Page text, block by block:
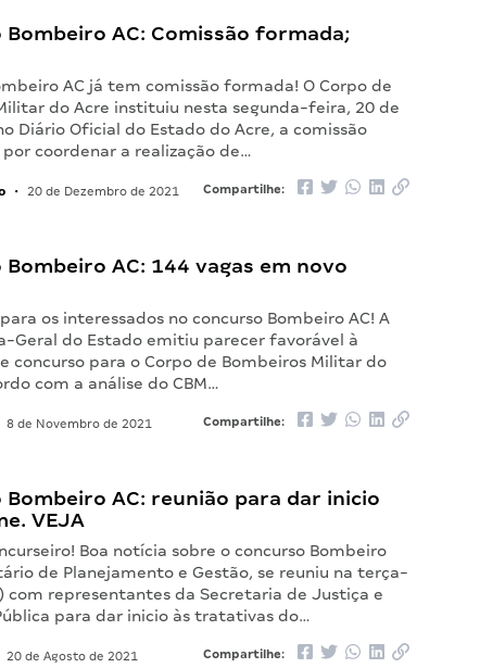
Bombeiro AC: Comissão formada;
AC já tem comissão formada! O Corpo de
do Acre instituiu nesta segunda-feira, 20 de
Diário Oficial do Estado do Acre, a comissão
por coordenar a realização de…
• 20 de Dezembro de 2021 Compartilhe:
Bombeiro AC: 144 vagas em novo
os interessados no concurso Bombeiro AC! A
Geral do Estado emitiu parecer favorável à
concurso para o Corpo de Bombeiros Militar do
com a análise do CBM…
8 de Novembro de 2021 Compartilhe:
Bombeiro AC: reunião para dar inicio
VEJA
Boa notícia sobre o concurso Bombeiro
de Planejamento e Gestão, se reuniu na terça-
com representantes da Secretaria de Justiça e
para dar inicio às tratativas do…
20 de Agosto de 2021 Compartilhe: